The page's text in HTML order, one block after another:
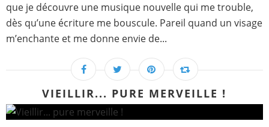
que je découvre une musique nouvelle qui me trouble,
dès qu’une écriture me bouscule. Pareil quand un visage
m’enchante et me donne envie de...
VIEILLIR... PURE MERVEILLE !